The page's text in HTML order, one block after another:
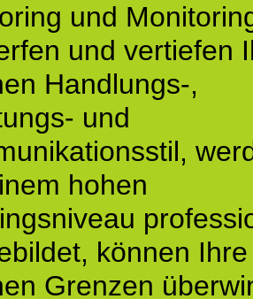
und
und vertiefen
Handlungs-,
und
hohen
können Ihre
Grenzen